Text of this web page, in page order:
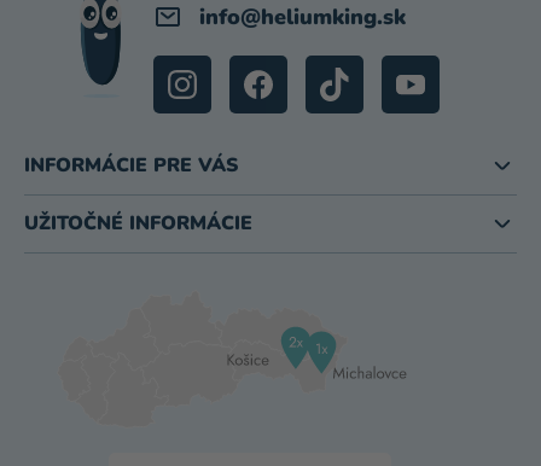
info@heliumking.sk
INFORMÁCIE PRE VÁS
UŽITOČNÉ INFORMÁCIE